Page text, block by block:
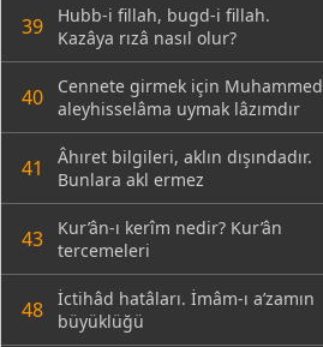
39
Hubb-i fillah, bugd-i fillah.
Kazâya rızâ nasıl olur?
40
Cennete girmek için Muhammed
aleyhisselâma uymak lâzımdır
41
Âhıret bilgileri, aklın dışındadır.
Bunlara akl ermez
43
Kur’ân-ı kerîm nedir? Kur’ân
tercemeleri
48
İctihâd hatâları. İmâm-ı a’zamın
büyüklüğü